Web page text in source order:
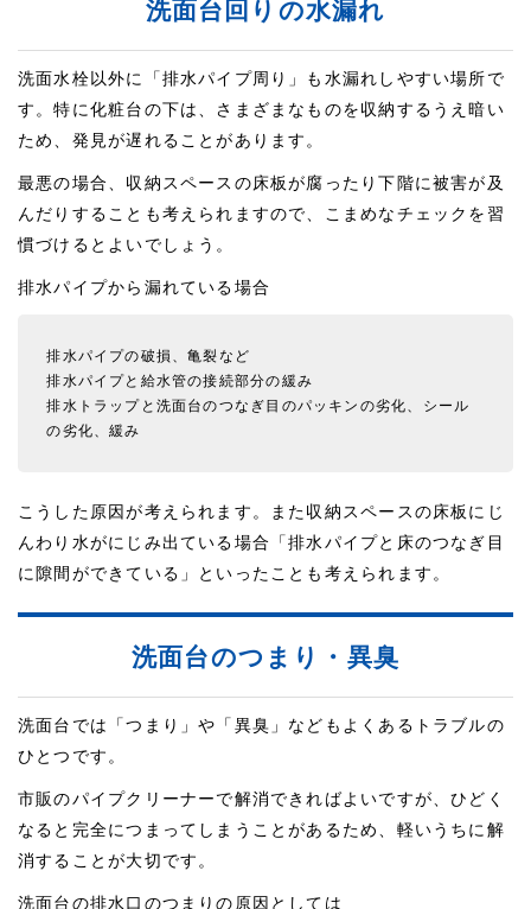
洗面台回りの水漏れ
洗面水栓以外に「排水パイプ周り」も水漏れしやすい場所で
す。特に化粧台の下は、さまざまなものを収納するうえ暗い
ため、発見が遅れることがあります。
最悪の場合、収納スペースの床板が腐ったり下階に被害が及
んだりすることも考えられますので、こまめなチェックを習
慣づけるとよいでしょう。
排水パイプから漏れている場合
排水パイプの破損、亀裂など
排水パイプと給水管の接続部分の緩み
排水トラップと洗面台のつなぎ目のパッキンの劣化、シール
の劣化、緩み
こうした原因が考えられます。また収納スペースの床板にじ
んわり水がにじみ出ている場合「排水パイプと床のつなぎ目
に隙間ができている」といったことも考えられます。
洗面台のつまり・異臭
洗面台では「つまり」や「異臭」などもよくあるトラブルの
ひとつです。
市販のパイプクリーナーで解消できればよいですが、ひどく
なると完全につまってしまうことがあるため、軽いうちに解
消することが大切です。
洗面台の排水口のつまりの原因としては